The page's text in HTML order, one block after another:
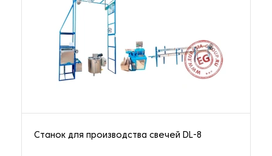
Станок для производства свечей DL-8